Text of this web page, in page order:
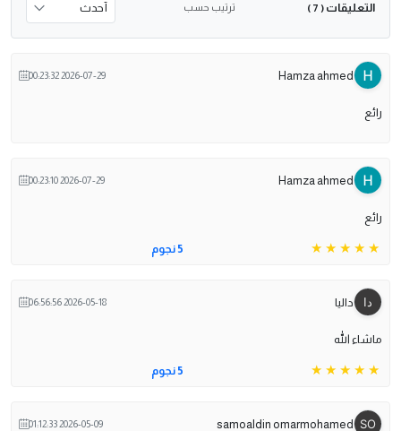
التعليقات ( 7 ) ترتيب حسب
Hamza ahmed
2026-07-29 00:23:32
رائع
Hamza ahmed
2026-07-29 00:23:10
رائع
5 نجوم
داليا 2026-05-18 06:56:56
ماشاء الله
5 نجوم
samoaldin omarmohamed
2026-05-09 01:12:33